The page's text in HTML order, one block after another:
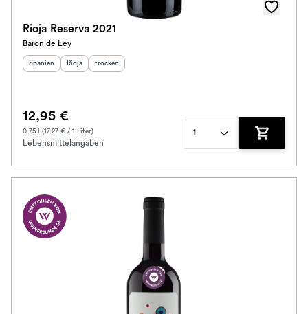
Rioja Reserva 2021
Barón de Ley
Herkunftsland:
Spanien Herkunftsregion:
Rioja Geschmack
trocken
12,95 €
0.75 l (17.27 € / 1 Liter)
Lebensmittelangaben
1
Zum